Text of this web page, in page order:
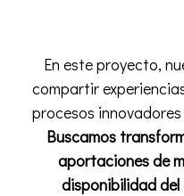
En este proyecto,
compartir
procesos
Buscamos
aportaciones de
disponibilidad